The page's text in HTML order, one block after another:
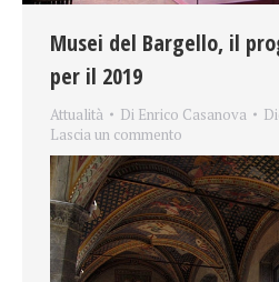
Musei del Bargello, il
per il 2019
Attualità Di Enrico Casanova
Lascia un commento